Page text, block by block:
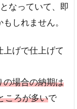
となっていて、即
しれません。
上げで仕上げて
の場合の納期は
ころが多いで